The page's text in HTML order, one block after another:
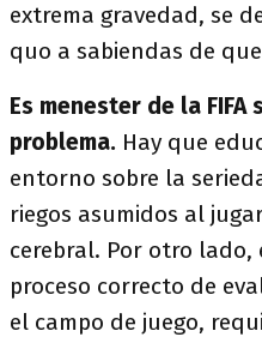
extrema gravedad, se
quo a sabiendas de
Es menester de la
problema. Hay que
entorno sobre la
riegos asumidos al
cerebral. Por otro
proceso correcto de
el campo de juego,